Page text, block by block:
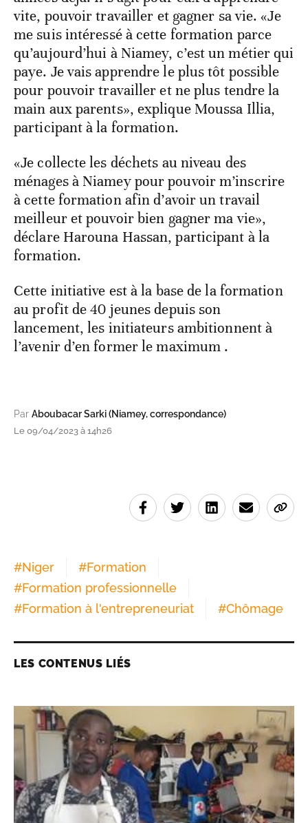
vite, pouvoir travailler et gagner sa vie. «Je
me suis intéressé à cette formation parce
qu’aujourd’hui à Niamey, c’est un métier qui
paye. Je vais apprendre le plus tôt possible
pour pouvoir travailler et ne plus tendre la
main aux parents», explique Moussa Illia,
participant à la formation.
«Je collecte les déchets au niveau des
ménages à Niamey pour pouvoir m’inscrire
à cette formation afin d’avoir un travail
meilleur et pouvoir bien gagner ma vie»,
déclare Harouna Hassan, participant à la
formation.
Cette initiative est à la base de la formation
au profit de 40 jeunes depuis son
lancement, les initiateurs ambitionnent à
l’avenir d’en former le maximum .
Par Aboubacar Sarki (Niamey, correspondance)
Le 09/04/2023 à 14h26
#Niger #Formation
#Formation professionnelle
#Formation à l'entrepreneuriat #Chômage
LES CONTENUS LIÉS